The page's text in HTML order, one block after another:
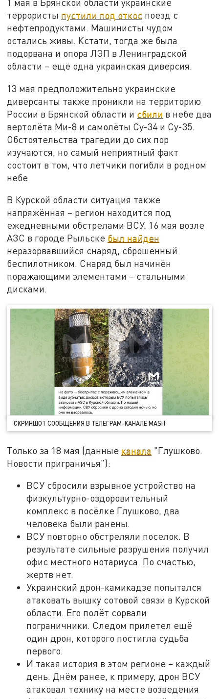
террористы пустили под откос поезд с
нефтепродуктами. Машинисты чудом
остались живы. Кстати, тогда же была
подорвана и опора ЛЭП в Ленинградской
области – ещё одна украинская диверсия.
13 мая предположительно украинские
диверсанты также проникли на территорию
России в Брянской области и сбили в небе два
вертолёта Ми-8 и самолёты Су-34 и Су-35.
Обстоятельства трагедии до сих пор
изучаются, но самый неприятный факт
состоит в том, что лётчики погибли в родном
небе.
В Курской области ситуация также
напряжённая – регион находится под
ежедневными обстрелами ВСУ. 16 мая возле
АЗС в городе Рыльске был найден
неразорвавшийся снаряд, сброшенный
беспилотником. Снаряд был начинён
поражающими элементами – стальными
дисками.
СКРИНШОТ СООБЩЕНИЯ В ТЕЛЕГРАМ-КАНАЛЕ MASH
Только за 18 мая (данные канала "Глушково.
Новости приграничья"):
ВСУ сбросили взрывное устройство на
физкультурно-оздоровительный
комплекс в посёлке Глушково, два
человека были ранены.
ВСУ повторно обстреляли поселок. В
результате сильные разрушения получил
офис местного нотариуса. По счастью,
жертв нет.
Украинский дрон-камикадзе попытался
атаковать вышку сотовой связи в Курской
области. Его полёт сорвали
пограничники. Следом прилетел ещё
один дрон, которого постигла судьба
первого.
И такая история в этом регионе – каждый
день. Днём ранее, к примеру, дрон ВСУ
атаковал технику на месте возведения